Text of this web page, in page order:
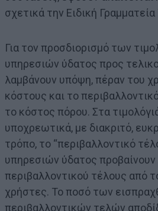
σχετικά την Ειδική
Για τον προσδιορισμό των
υπηρεσιών ύδατος προς
λαμβάνουν υπόψη, πέραν του
κόστους και το
το κόστος πόρου. Στα
υποχρεωτικά, με διακριτό,
τρόπο, το “περιβαλλοντικό
υπηρεσιών ύδατος
περιβαλλοντικού τέλους από
χρήστες. Το ποσό των
περιβαλλοντικών τελών